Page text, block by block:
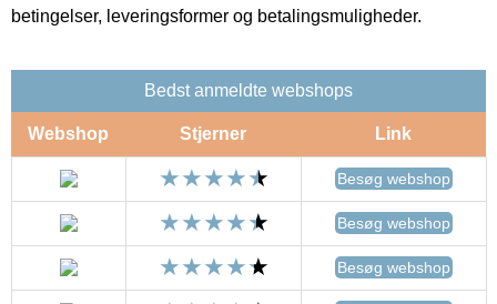
betingelser, leveringsformer og betalingsmuligheder.
Bedst anmeldte webshops
Webshop Stjerner Link
Besøg webshop
Besøg webshop
Besøg webshop